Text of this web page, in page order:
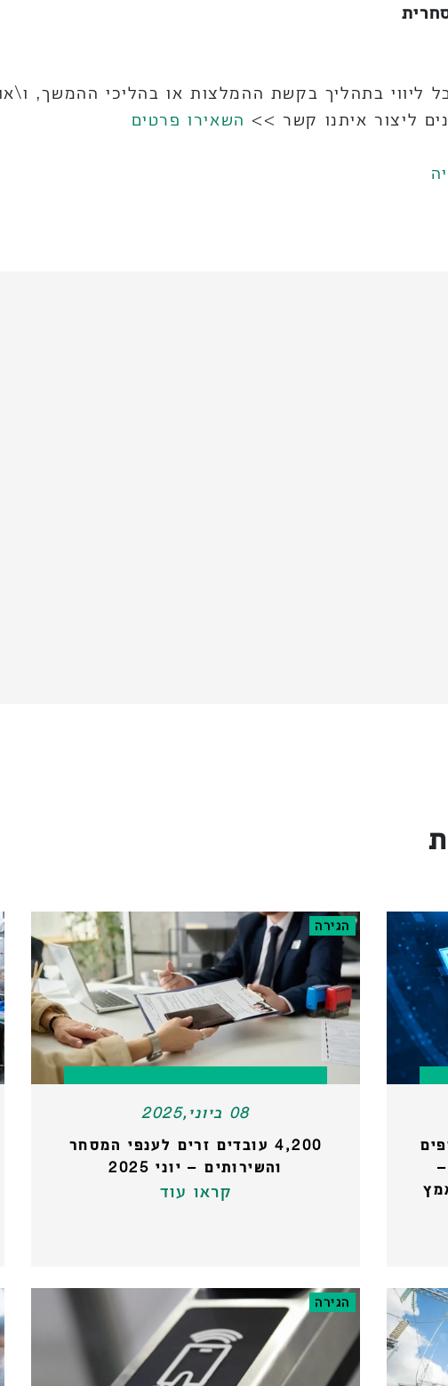
ליווי בתהליך בקשת ההמלצות או בהליכי ההמשך,
ליצור איתנו קשר >> השאירו פרטים
יולי 2025 –
הגירה
08 ביוני,2025
4,200 עובדים זרים לענפי המסחר
והשירותים – יוני 2025
קראו עוד
הגירה